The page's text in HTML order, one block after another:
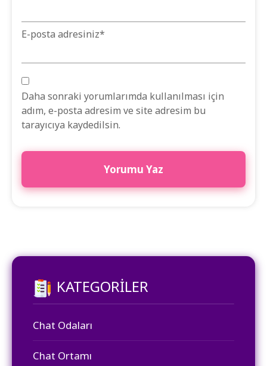
E-posta adresiniz*
Daha sonraki yorumlarımda kullanılması için
adım, e-posta adresim ve site adresim bu
tarayıcıya kaydedilsin.
KATEGORILER
Chat Odaları
Chat Ortamı